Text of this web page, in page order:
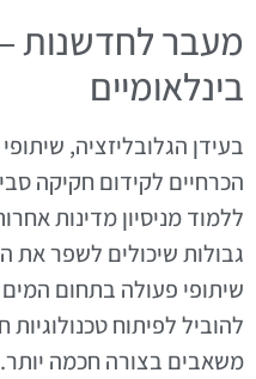
מעבר לחדשנות
בינלאומיים
בעידן הגלובליזציה,
הכרחיים לקידום חקיקה
ללמוד מניסיון מדינות
גבולות שיכולים לשפר את
שיתופי פעולה בתחום המים
להוביל לפיתוח
משאבים בצורה חכמה יותר.